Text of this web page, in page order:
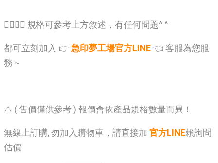
🙋‍♂️🙋‍♂️ 規格可參考上方敘述，有任何問題^ ^
都可立刻加入 👉急印夢工場官方LINE👈 客服為您服
務～
⚠️ ( 售價僅供參考 ) 報價會依產品規格數量而異！
無線上訂購, 勿加入購物車，請直接加 官方LINE賴詢問
估價